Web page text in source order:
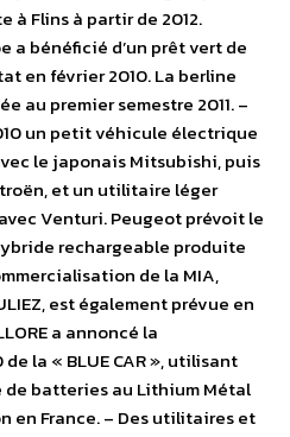
à Flins à partir de 2012.
a bénéficié d’un prêt vert de
en février 2010. La berline
au premier semestre 2011. –
un petit véhicule électrique
le japonais Mitsubishi, puis
et un utilitaire léger
Venturi. Peugeot prévoit le
rechargeable produite
de la MIA,
est également prévue en
a annoncé la
la « BLUE CAR », utilisant
batteries au Lithium Métal
en France. – Des utilitaires et